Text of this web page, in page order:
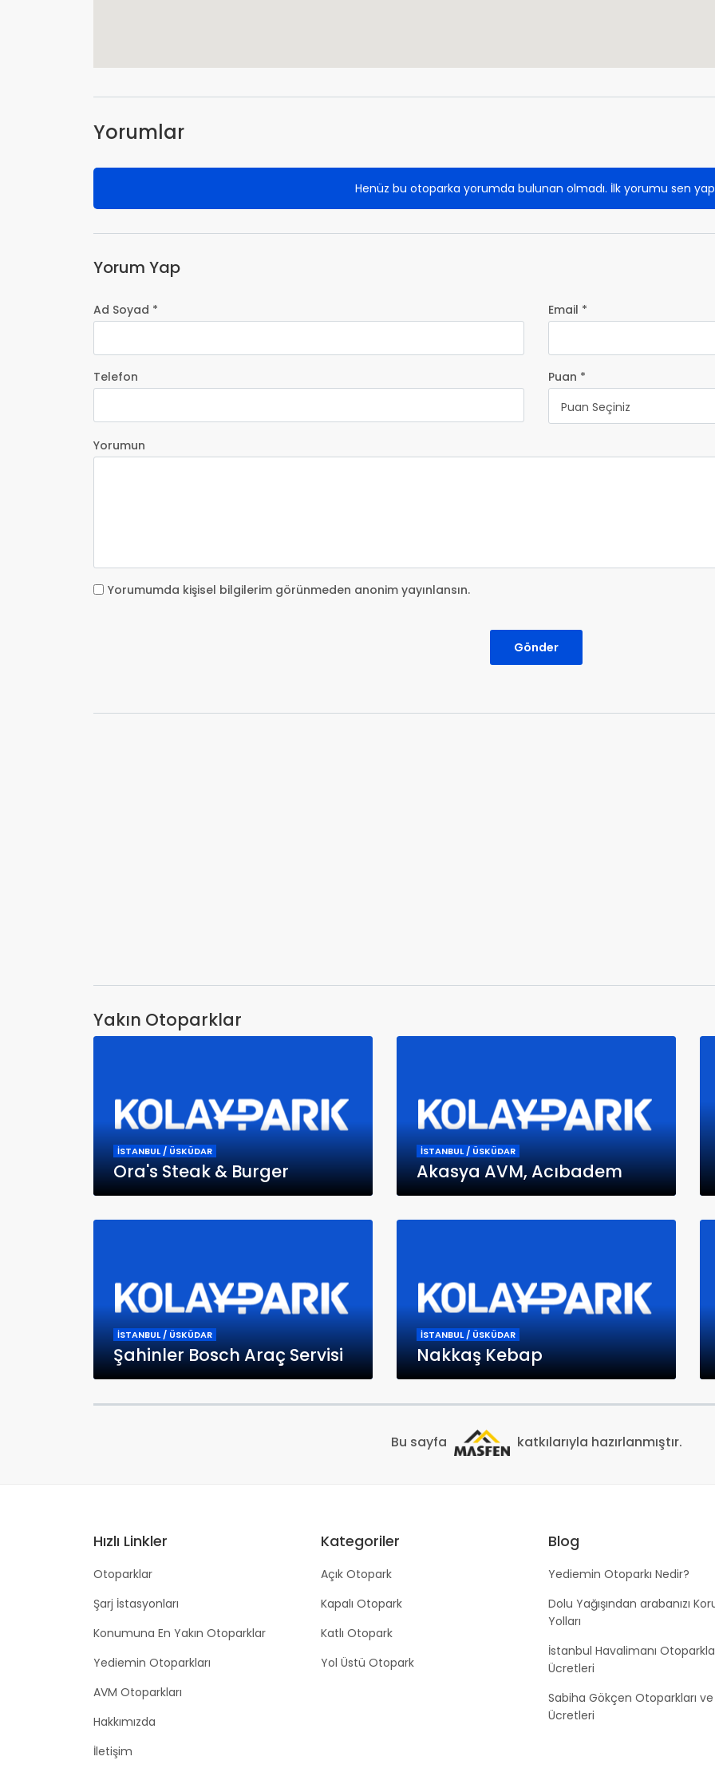
Yorumlar
Henüz bu otoparka yorumda bulunan olmadı. İlk yorumu sen
Yorum Yap
Ad Soyad * Email *
Telefon
Puan *
Puan Seçiniz
Yorumun
Yorumumda kişisel bilgilerim görünmeden anonim yayınlansın.
Gönder
Yakın Otoparklar
İSTANBUL / ÜSKÜDAR
Ora's Steak & Burger
İSTANBUL / ÜSKÜDAR
Akasya AVM, Acıbadem
İSTANBUL / ÜSKÜDAR
Şahinler Bosch Araç Servisi
İSTANBUL / ÜSKÜDAR
Nakkaş Kebap
Bu sayfa katkılarıyla hazırlanmıştır.
Hızlı Linkler
Otoparklar
Şarj İstasyonları
Konumuna En Yakın Otoparklar
Yediemin Otoparkları
AVM Otoparkları
Hakkımızda
İletişim
Kategoriler
Açık Otopark
Kapalı Otopark
Katlı Otopark
Yol Üstü Otopark
Blog
Yediemin Otoparkı Nedir?
Dolu Yağışından arabanızı
Yolları
İstanbul Havalimanı
Ücretleri
Sabiha Gökçen Otoparkları ve
Ücretleri